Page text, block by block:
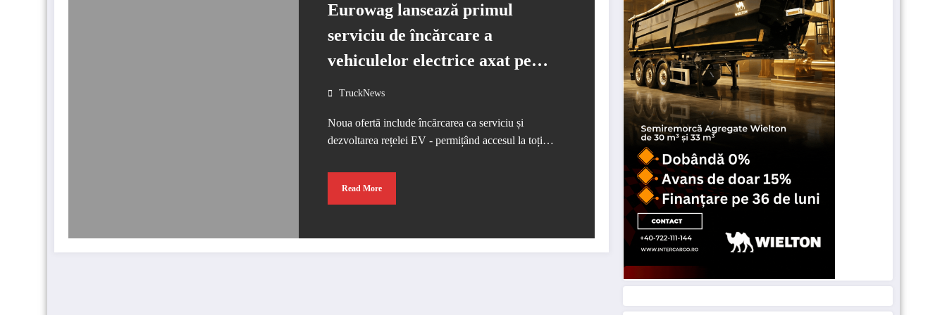
Eurowag lansează primul
serviciu de încărcare a
vehiculelor electrice axat pe
CRT pentru a promova
TruckNews
Noua ofertă include încărcarea ca serviciu și
dezvoltarea rețelei EV - permițând accesul la toți…
Read More